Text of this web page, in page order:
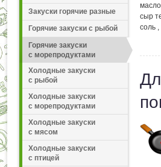
Закуски горячие разные
Горячие закуски с рыбой
Горячие закуски
с морепродуктами
Холодные закуски
с рыбой
Холодные закуски
с морепродуктами
Холодные закуски
с мясом
Холодные закуски
с птицей
сыр
соль